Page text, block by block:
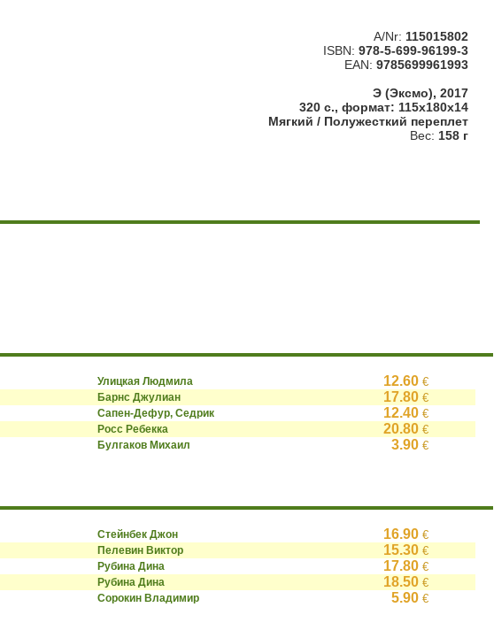
A/Nr: 115015802
ISBN: 978-5-699-96199-3
EAN: 9785699961993
Э (Эксмо), 2017
320 с., формат: 115x180x14
Мягкий / Полужесткий переплет
Вес: 158 г
Улицкая Людмила 12.60€
Барнс Джулиан 17.80€
Сапен-Дефур, Седрик 12.40€
Росс Ребекка 20.80€
Булгаков Михаил 3.90€
Стейнбек Джон 16.90€
Пелевин Виктор 15.30€
Рубина Дина 17.80€
Рубина Дина 18.50€
Сорокин Владимир 5.90€